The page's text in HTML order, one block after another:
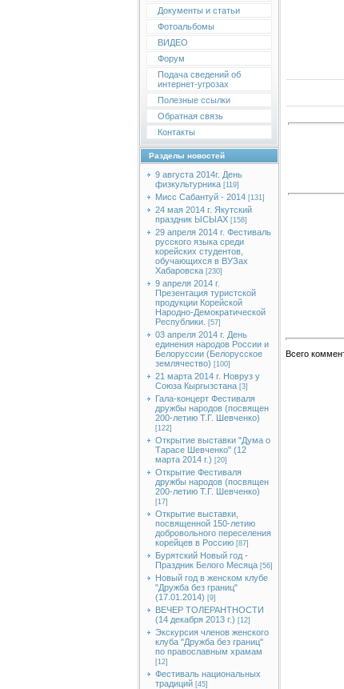
Документы и статьи
Фотоальбомы
ВИДЕО
Форум
Подача сведений об
интернет-угрозах
Полезные ссылки
Обратная связь
Контакты
Разделы новостей
9 августа 2014г. День
физкультурника [119]
Мисс Сабантуй - 2014 [131]
24 мая 2014 г. Якутский
праздник ЫСЫАХ [158]
29 апреля 2014 г. Фестиваль
русского языка среди
корейских студентов,
обучающихся в ВУЗах
Хабаровска [230]
9 апреля 2014 г.
Презентация туристской
продукции Корейской
Народно-Демократической
Республики.
[57]
03 апреля 2014 г. День
единения народов России и
Белоруссии (Белорусское
землячество) [100]
21 марта 2014 г. Новруз у
Союза Кыргызстана [3]
Гала-концерт Фестиваля
дружбы народов (посвящен
200-летию Т.Г. Шевченко)
[122]
Открытие выставки "Дума о
Тарасе Шевченко" (12
марта 2014 г.) [20]
Открытие Фестиваля
дружбы народов (посвящен
200-летию Т.Г. Шевченко)
[17]
Открытие выставки,
посвященной 150-летию
добровольного переселения
корейцев в Россию [87]
Бурятский Новый год -
Праздник Белого Месяца [56]
Новый год в женском клубе
"Дружба без границ"
(17.01.2014) [9]
ВЕЧЕР ТОЛЕРАНТНОСТИ
(14 декабря 2013 г.) [12]
Экскурсия членов женского
клуба "Дружба без границ"
по православным храмам
[12]
Фестиваль национальных
традиций [45]
Всего